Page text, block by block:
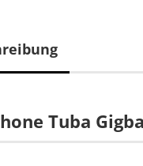
Tuba